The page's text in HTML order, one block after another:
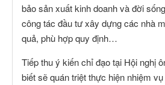
bảo sản xuất kinh doanh và đời
công tác đầu tư xây dựng các nhà
quả, phù hợp quy định…
Tiếp thu ý kiến chỉ đạo tại Hội nghị
biết sẽ quán triệt thực hiện nhiệm